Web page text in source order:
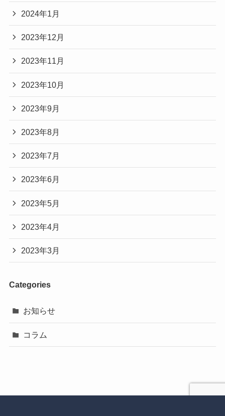
2024年1月
2023年12月
2023年11月
2023年10月
2023年9月
2023年8月
2023年7月
2023年6月
2023年5月
2023年4月
2023年3月
Categories
お知らせ
コラム